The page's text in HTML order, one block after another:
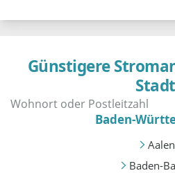
Günstigere
Stadt
Baden-
Aalen
Baden-